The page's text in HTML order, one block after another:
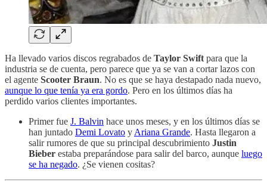
Ha llevado varios discos regrabados de Taylor Swift para que la
industria se de cuenta, pero parece que ya se van a cortar lazos con
el agente Scooter Braun. No es que se haya destapado nada nuevo,
aunque lo que tenía ya era gordo. Pero en los últimos días ha
perdido varios clientes importantes.
Primer fue J. Balvin hace unos meses, y en los últimos días se
han juntado Demi Lovato y Ariana Grande. Hasta llegaron a
salir rumores de que su principal descubrimiento Justin
Bieber estaba preparándose para salir del barco, aunque luego
se ha negado. ¿Se vienen cositas?